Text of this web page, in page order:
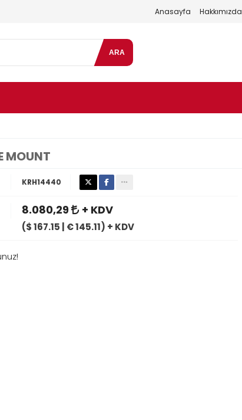
Anasayfa Hakkımızda
ARA
MOUNT
KRH14440
8.080,29 + KDV
($ 167.15 | € 145.11) + KDV